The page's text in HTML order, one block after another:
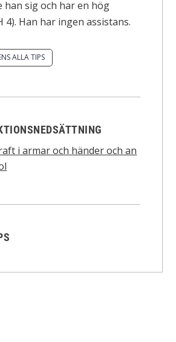
han sig och har en hög
4). Han har ingen assistans.
ALLA TIPS
i armar och händer och an